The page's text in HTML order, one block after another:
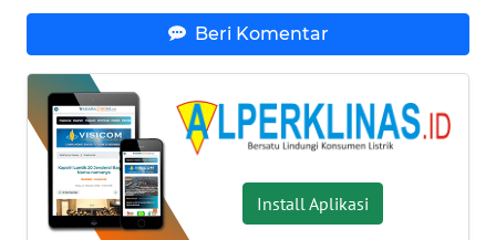
Beri Komentar
Install Aplikasi
WN
WN
LAMPUNG
WN
JATENG